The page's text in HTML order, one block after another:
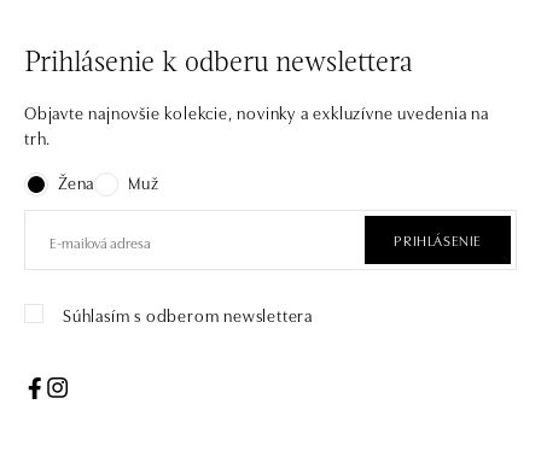
Prihlásenie k odberu newslettera
Objavte najnovšie kolekcie, novinky a exkluzívne uvedenia na
trh.
Žena
Muž
PRIHLÁSENIE
Súhlasím s odberom newslettera